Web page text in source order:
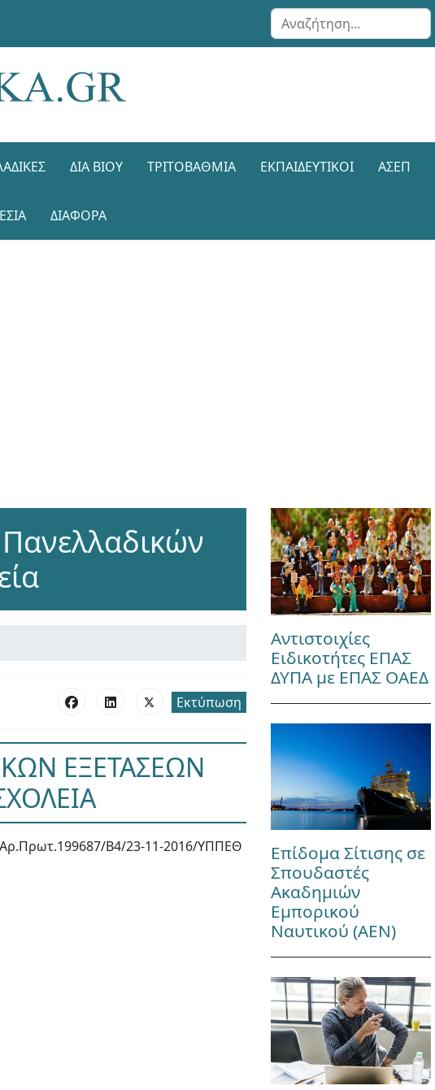
Αναζήτηση...
ΔΙΑ ΒΊΟΥ ΤΡΙΤΟΒΆΘΜΙΑ ΕΚΠΑΙΔΕΥΤΙΚΟΊ ΑΣΕΠ
ΔΙΑΦΟΡΑ
Εκτύπωση
ΕΞΕΤΑΣΕΩΝ
Αρ.Πρωτ.199687/Β4/23-11-2016/ΥΠΠΕΘ
Αντιστοιχίες
Ειδικοτήτες ΕΠΑΣ
ΔΥΠΑ με ΕΠΑΣ ΟΑΕΔ
Επίδομα Σίτισης σε
Σπουδαστές
Ακαδημιών
Εμπορικού
Ναυτικού (ΑΕΝ)